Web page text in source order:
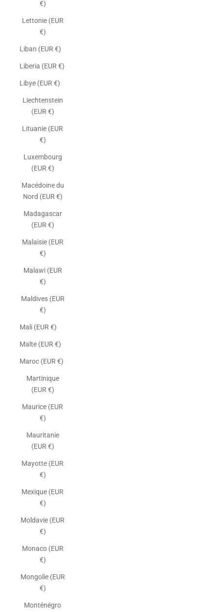
€)
Lettonie (EUR
€)
Liban (EUR €)
Liberia (EUR €)
Libye (EUR €)
Liechtenstein
(EUR €)
Lituanie (EUR
€)
Luxembourg
(EUR €)
Macédoine du
Nord (EUR €)
Madagascar
(EUR €)
Malaisie (EUR
€)
Malawi (EUR
€)
Maldives (EUR
€)
Mali (EUR €)
Malte (EUR €)
Maroc (EUR €)
Martinique
(EUR €)
Maurice (EUR
€)
Mauritanie
(EUR €)
Mayotte (EUR
€)
Mexique (EUR
€)
Moldavie (EUR
€)
Monaco (EUR
€)
Mongolie (EUR
€)
Monténégro